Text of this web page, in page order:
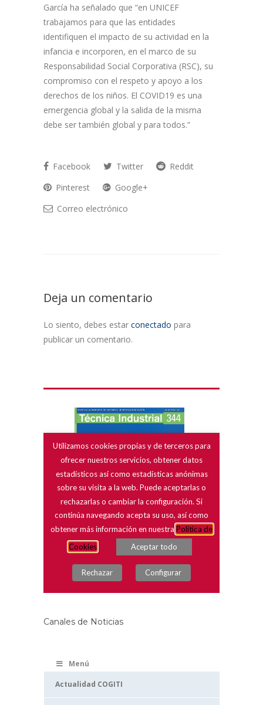
García ha señalado que “en UNICEF
trabajamos para que las entidades
identifiquen el impacto de su actividad en la
infancia e incorporen, en el marco de su
Responsabilidad Social Corporativa (RSC), su
compromiso con el respeto y apoyo a los
derechos de los niños. El COVID19 es una
emergencia global y la salida de la misma
debe ser también global y para todos.”
Facebook Twitter
Reddit
Pinterest
Google+
Correo electrónico
Deja un comentario
Lo siento, debes estar conectado para
publicar un comentario.
Canales de Noticias
Menú
Actualidad COGITI